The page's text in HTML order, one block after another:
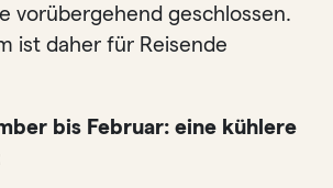
vorübergehend geschlossen.
ist daher für Reisende
bis Februar: eine kühlere